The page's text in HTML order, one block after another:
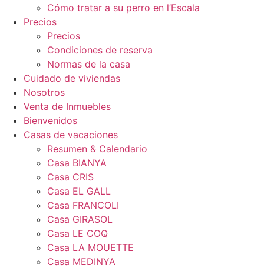
Cómo tratar a su perro en l’Escala
Precios
Precios
Condiciones de reserva
Normas de la casa
Cuidado de viviendas
Nosotros
Venta de Inmuebles
Bienvenidos
Casas de vacaciones
Resumen & Calendario
Casa BIANYA
Casa CRIS
Casa EL GALL
Casa FRANCOLI
Casa GIRASOL
Casa LE COQ
Casa LA MOUETTE
Casa MEDINYA